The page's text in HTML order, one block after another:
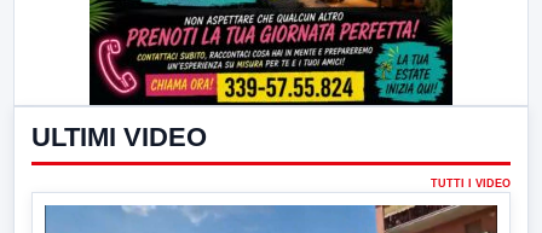
ULTIMI VIDEO
TUTTI I VIDEO